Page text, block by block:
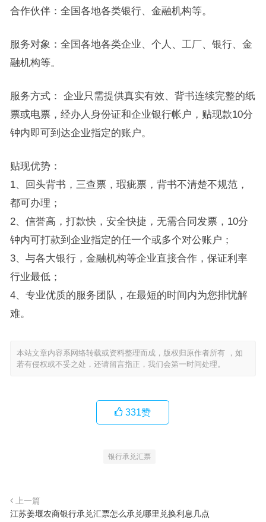
合作伙伴：全国各地各类银行、金融机构等。
服务对象：全国各地各类企业、个人、工厂、银行、金
融机构等。
服务方式： 企业只需提供真实有效、背书连续完整的纸
票或电票，经办人身份证和企业银行帐户，贴现款10分
钟内即可到达企业指定的账户。
贴现优势：
1、回头背书，三查票，瑕疵票，背书不清楚不规范，
都可办理；
2、信誉高，打款快，安全快捷，无需合同发票，10分
钟内可打款到企业指定的任一个或多个对公账户；
3、与各大银行，金融机构等企业直接合作，保证利率
行业最低；
4、专业优质的服务团队，在最短的时间内为您排忧解
难。
本站文章内容系网络转载或资料整理而成，版权归原作者所有 ，如
若有侵权或不妥之处，还请留言指正，我们会第一时间处理。
331赞
银行承兑汇票
上一篇
江苏姜堰农商银行承兑汇票怎么承兑哪里兑换利息几点